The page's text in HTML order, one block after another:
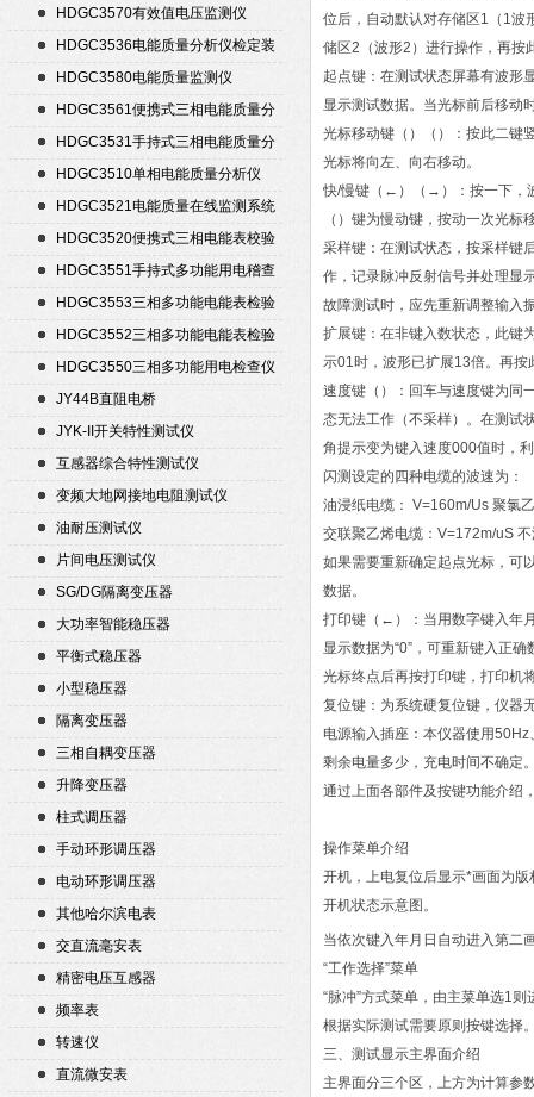
HDGC3570有效值电压监测仪
HDGC3536电能质量分析仪检定装
置
HDGC3580电能质量监测仪
HDGC3561便携式三相电能质量分
析仪
HDGC3531手持式三相电能质量分
析仪
HDGC3510单相电能质量分析仪
HDGC3521电能质量在线监测系统
HDGC3520便携式三相电能表校验
仪
HDGC3551手持式多功能用电稽查
仪
HDGC3553三相多功能电能表检验
装置
HDGC3552三相多功能电能表检验
装置
HDGC3550三相多功能用电检查仪
JY44B直阻电桥
JYK-II开关特性测试仪
互感器综合特性测试仪
变频大地网接地电阻测试仪
油耐压测试仪
片间电压测试仪
SG/DG隔离变压器
大功率智能稳压器
平衡式稳压器
小型稳压器
隔离变压器
三相自耦变压器
升降变压器
柱式调压器
手动环形调压器
电动环形调压器
其他哈尔滨电表
交直流毫安表
精密电压互感器
频率表
转速仪
直流微安表
位后，自动默认对存储区1（1波
储区2（波形2）进行操作，再按
起点键：在测试状态屏幕有波形
显示测试数据。当光标前后移动
光标移动键（）（）：按此二键
光标将向左、向右移动。
快/慢键（←）（→）：按一下，
（）键为慢动键，按动一次光标
采样键：在测试状态，按采样键
作，记录脉冲反射信号并处理显
故障测试时，应先重新调整输入
扩展键：在非键入数状态，此键
示01时，波形已扩展13倍。再按
速度键（）：回车与速度键为同
态无法工作（不采样）。在测试
角提示变为键入速度000值时，
闪测设定的四种电缆的波速为：
油浸纸电缆： V=160m/Us 聚氯
交联聚乙烯电缆：V=172m/uS
如果需要重新确定起点光标，可
数据。
打印键（←）：当用数字键入年
显示数据为“0”，可重新键入正
光标终点后再按打印键，打印机
复位键：为系统硬复位键，仪器
电源输入插座：本仪器使用
剩余电量多少，充电时间不确定
通过上面各部件及按键功能介绍
操作菜单介绍
开机，上电复位后显示*画面为
开机状态示意图。
当依次键入年月日自动进入第二
“工作选择”菜单
“脉冲”方式菜单，由主菜单选1则
根据实际测试需要原则按键选择
三、测试显示主界面介绍
主界面分三个区，上方为计算参